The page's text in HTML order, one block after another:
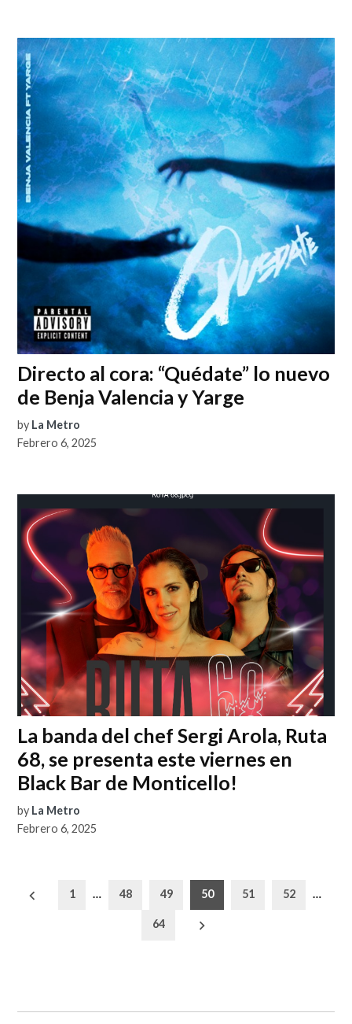
Directo al cora: “Quédate” lo nuevo
de Benja Valencia y Yarge
by La Metro
Febrero 6, 2025
La banda del chef Sergi Arola, Ruta
68, se presenta este viernes en
Black Bar de Monticello!
by La Metro
Febrero 6, 2025
Paginación
1 … 48 49 50 51 52 …
64